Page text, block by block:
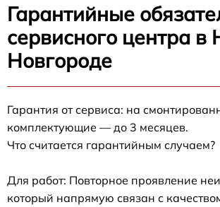
Гарантийные
сервисного центра
Новгороде
Гарантия от сервиса: на
комплектующие — до 3 месяцев.
Что считается гарантийным случаем?
Для работ: Повторное проявление
который напрямую связан с